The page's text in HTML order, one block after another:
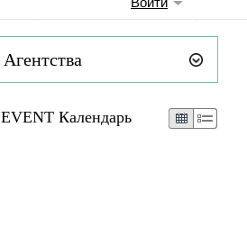
Агентства
EVENT Календарь